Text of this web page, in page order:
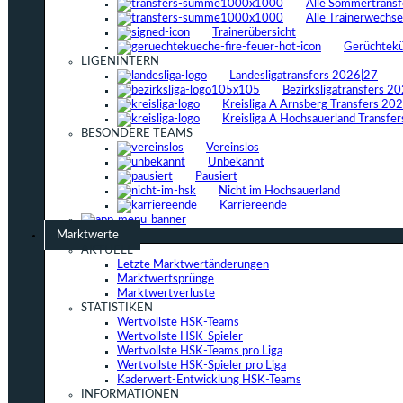
Alle
Alle
Trainerübersicht
LIGENINTERN
Landesligatransfers 2026|27
Bezirksligatransfers
Kreisliga A Arnsberg Transfers
Kreisliga A Hochsauerland
BESONDERE TEAMS
Vereinslos
Unbekannt
Pausiert
Nicht im Hochsauerland
Karriereende
Marktwerte
AKTUELL
Letzte Marktwertänderungen
Marktwertsprünge
Marktwertverluste
STATISTIKEN
Wertvollste HSK-Teams
Wertvollste HSK-Spieler
Wertvollste HSK-Teams pro Liga
Wertvollste HSK-Spieler pro Liga
Kaderwert-Entwicklung HSK-Teams
INFORMATIONEN